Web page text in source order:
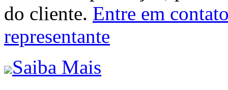
do cliente. Entre em
representante
Saiba Mais